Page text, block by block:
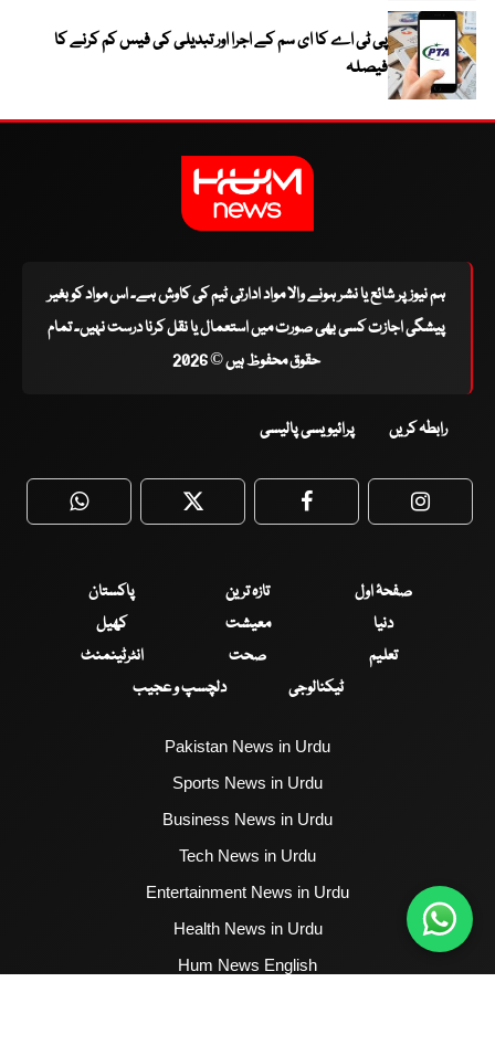
پی ٹی اے کا ای سم کے اجرا اور تبدیلی کی فیس کم کرنے کا
فیصلہ
ہم نیوز پر شائع یا نشر ہونے والا مواد ادارتی ٹیم کی کاوش ہے۔ اس مواد کو بغیر
پیشگی اجازت کسی بھی صورت میں استعمال یا نقل کرنا درست نہیں۔ تمام
حقوق محفوظ ہیں © 2026
رابطہ کریں پرائیویسی پالیسی
WhatsApp Twitter Facebook
صفحۂ اول تازہ ترین
پاکستان
دنیا
معیشت
کھیل
تعلیم
صحت
انٹرٹینمنٹ
ٹیکنالوجی
دلچسپ و عجیب
Pakistan News in Urdu
Sports News in Urdu
Business News in Urdu
Tech News in Urdu
Entertainment News in Urdu
Health News in Urdu
Hum News English